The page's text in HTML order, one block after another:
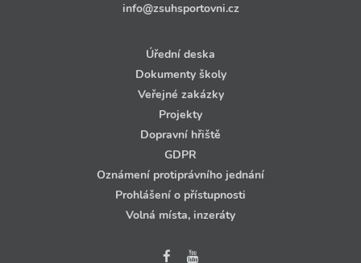
info@zsuhsportovni.cz
Úřední deska
Dokumenty školy
Veřejné zakázky
Projekty
Dopravní hřiště
GDPR
Oznámení protiprávního jednání
Prohlášení o přístupnosti
Volná místa, inzeráty